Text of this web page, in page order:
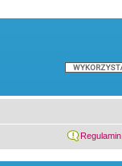
Regulamin